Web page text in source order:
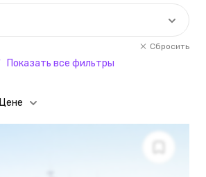
Сбросить
Показать все фильтры
Цене